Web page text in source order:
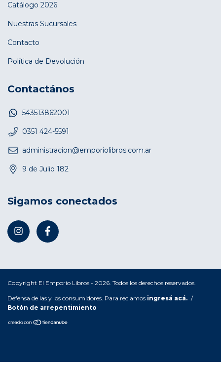
Catálogo 2026
Nuestras Sucursales
Contacto
Política de Devolución
Contactános
543513862001
0351 424-5591
administracion@emporiolibros.com.ar
9 de Julio 182
Sigamos conectados
Copyright El Emporio Libros - 2026. Todos los derechos reservados.
Defensa de las y los consumidores. Para reclamos ingresá acá. /
Botón de arrepentimiento